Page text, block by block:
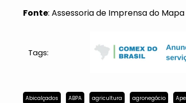
Fonte: Assessoria de Imprensa do Mapa
Tags:
Abicalçados ABPA agricultura agronegócio